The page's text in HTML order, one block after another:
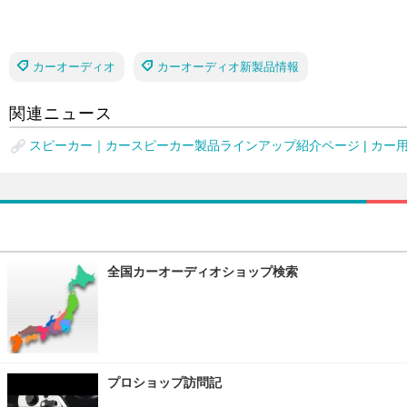
カーオーディオ カーオーディオ新製品情報
関連ニュース
スピーカー｜カースピーカー製品ラインアップ紹介ページ | カー
全国カーオーディオショップ検索
プロショップ訪問記